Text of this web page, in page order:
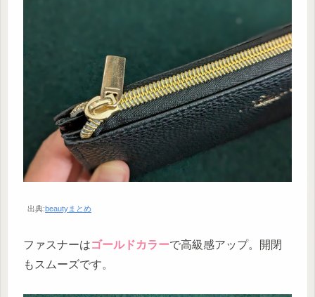
出典:beautyまとめ
ファスナーはゴールドカラーで高級感アップ。開閉
もスムーズです。